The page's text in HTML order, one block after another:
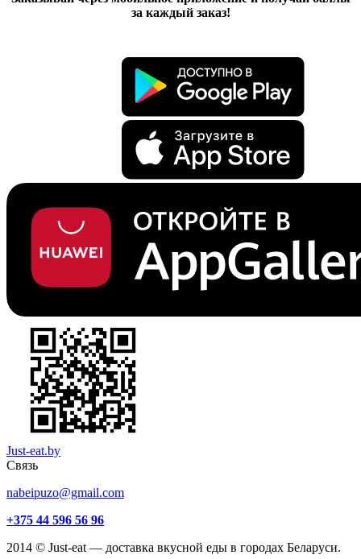
за каждый заказ!
Just-eat.by
Связь
nabeipuzo@gmail.com
+375 44 596 56 96
2014 © Just-eat — доставка вкусной еды в городах Беларуси.